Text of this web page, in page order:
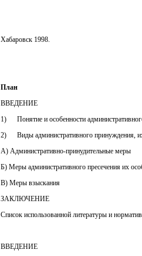
Хабаровск 1998.
План
ВВЕДЕНИЕ
1) Понятие и особенности
2) Виды административного принуждения, их
А) Административно-принудительные меры
Б) Меры административного пресечения их
В) Меры взыскания
ЗАКЛЮЧЕНИЕ
Список использованной литературы и
ВВЕДЕНИЕ